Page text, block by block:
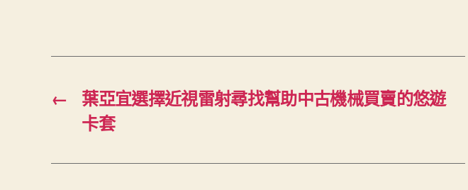
←
葉亞宜選擇近視雷射尋找幫助中古機械買賣的悠遊
卡套